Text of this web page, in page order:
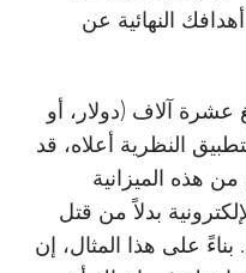
النهائية عن
عشرة آلاف (دولار، أو
النظرية أعلاه، قد
الأقل من هذه الميزانية
بدلاً من قتل
بناءً على هذا المثال، إن